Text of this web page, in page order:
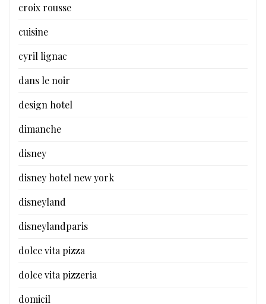
croix rousse
cuisine
cyril lignac
dans le noir
design hotel
dimanche
disney
disney hotel new york
disneyland
disneylandparis
dolce vita pizza
dolce vita pizzeria
domicil